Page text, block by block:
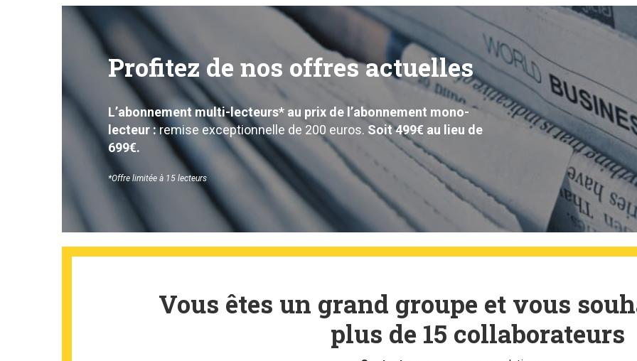
Profitez de nos offres actuelles
L’abonnement multi-lecteurs* au prix de l’abonnement mono-
lecteur :remise exceptionnelle de 200 euros. Soit 499€ au lieu de
699€.
*Offre limitée à 15 lecteurs
Vous êtes un grand groupe et vous
plus de 15 collaborateurs